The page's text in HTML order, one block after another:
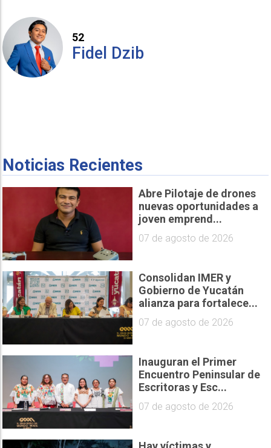
52
Fidel Dzib
Noticias Recientes
Abre Pilotaje de drones
nuevas oportunidades a
joven emprend...
07 de agosto de 2026
Consolidan IMER y
Gobierno de Yucatán
alianza para fortalece...
07 de agosto de 2026
Inauguran el Primer
Encuentro Peninsular de
Escritoras y Esc...
07 de agosto de 2026